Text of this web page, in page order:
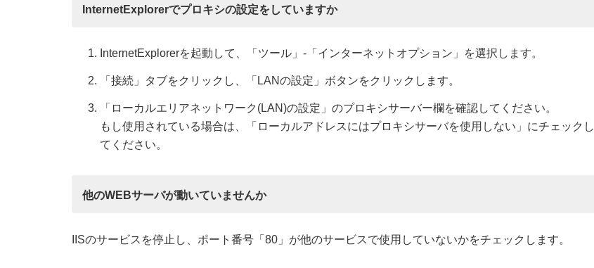
InternetExplorerでプロキシの設定をしていますか
InternetExplorerを起動して、「ツール」-「インターネットオプション」を選択します。
「接続」タブをクリックし、「LANの設定」ボタンをクリックします。
「ローカルエリアネットワーク(LAN)の設定」のプロキシサーバー欄を確認してください。
もし使用されている場合は、「ローカルアドレスにはプロキシサーバを使用しない」にチェックし
てください。
他のWEBサーバが動いていませんか
IISのサービスを停止し、ポート番号「80」が他のサービスで使用していないかをチェックします。